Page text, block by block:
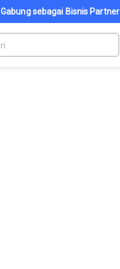
Gabung sebagai Bisnis Partner